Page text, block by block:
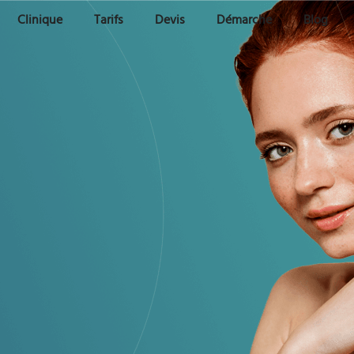
Clinique Tarifs Devis Démarche Blog